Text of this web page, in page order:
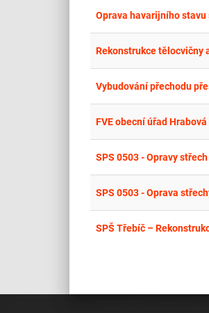
Oprava havarijního stavu
Rekonstrukce tělocvičny
Vybudování přechodu
FVE obecní úřad Hrabová
SPS 0503 - Opravy
SPS 0503 - Oprava
SPŠ Třebíč –